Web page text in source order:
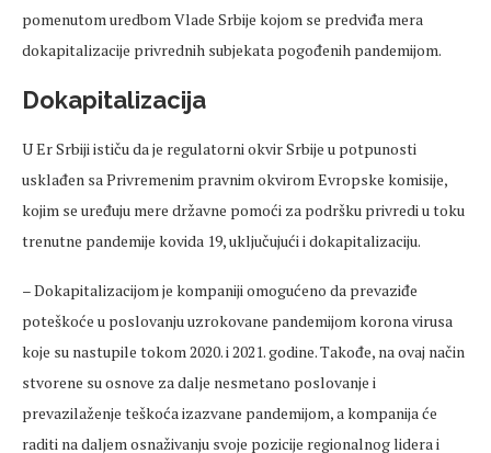
pomenutom uredbom Vlade Srbije kojom se predviđa mera
dokapitalizacije privrednih subjekata pogođenih pandemijom.
Dokapitalizacija
U Er Srbiji ističu da je regulatorni okvir Srbije u potpunosti
usklađen sa Privremenim pravnim okvirom Evropske komisije,
kojim se uređuju mere državne pomoći za podršku privredi u toku
trenutne pandemije kovida 19, uključujući i dokapitalizaciju.
– Dokapitalizacijom je kompaniji omogućeno da prevaziđe
poteškoće u poslovanju uzrokovane pandemijom korona virusa
koje su nastupile tokom 2020. i 2021. godine. Takođe, na ovaj način
stvorene su osnove za dalje nesmetano poslovanje i
prevazilaženje teškoća izazvane pandemijom, a kompanija će
raditi na daljem osnaživanju svoje pozicije regionalnog lidera i